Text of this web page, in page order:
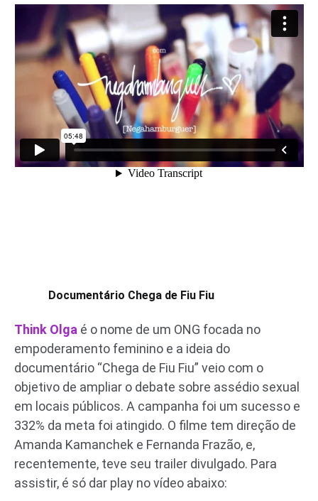
Documentário Chega de Fiu Fiu
Think Olga é o nome de um ONG focada no
empoderamento feminino e a ideia do
documentário “Chega de Fiu Fiu” veio com o
objetivo de ampliar o debate sobre assédio sexual
em locais públicos. A campanha foi um sucesso e
332% da meta foi atingido. O filme tem direção de
Amanda Kamanchek e Fernanda Frazão, e,
recentemente, teve seu trailer divulgado. Para
assistir, é só dar play no vídeo abaixo: